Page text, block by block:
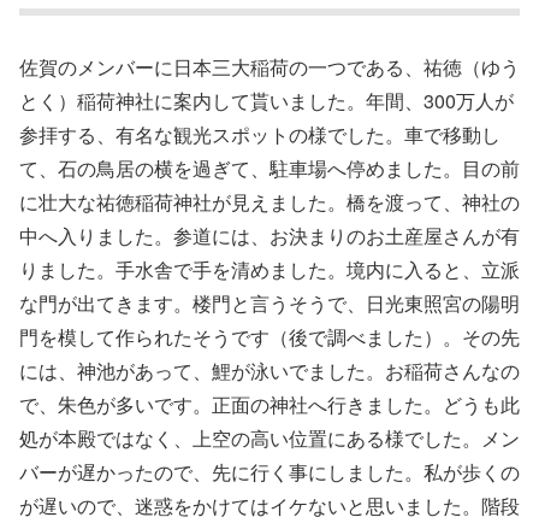
佐賀のメンバーに日本三大稲荷の一つである、祐徳（ゆう
とく）稲荷神社に案内して貰いました。年間、300万人が
参拝する、有名な観光スポットの様でした。車で移動し
て、石の鳥居の横を過ぎて、駐車場へ停めました。目の前
に壮大な祐徳稲荷神社が見えました。橋を渡って、神社の
中へ入りました。参道には、お決まりのお土産屋さんが有
りました。手水舎で手を清めました。境内に入ると、立派
な門が出てきます。楼門と言うそうで、日光東照宮の陽明
門を模して作られたそうです（後で調べました）。その先
には、神池があって、鯉が泳いでました。お稲荷さんなの
で、朱色が多いです。正面の神社へ行きました。どうも此
処が本殿ではなく、上空の高い位置にある様でした。メン
バーが遅かったので、先に行く事にしました。私が歩くの
が遅いので、迷惑をかけてはイケないと思いました。階段